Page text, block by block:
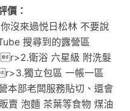
價：
來過悦日松林 不要說
搜尋到的露營區
衛浴 六星級 附洗髮
獨立包區 一帳一區
本部老闆服務貼切、還會
賣 泡麵 茶葉等食物 煤油